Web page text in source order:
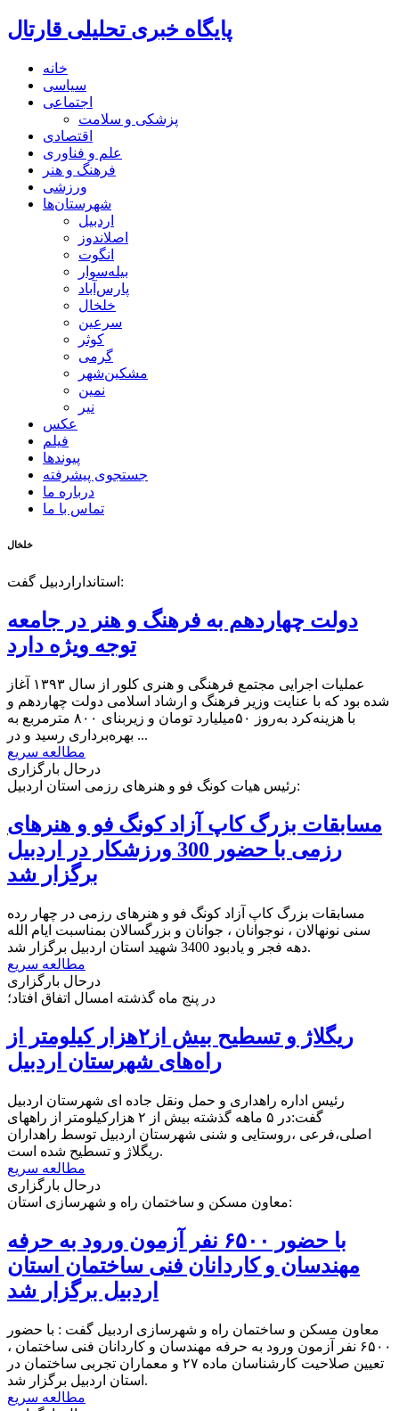
پایگاه خبری تحلیلی قارتال
خانه
سیاسی
اجتماعی
پزشکی و سلامت
اقتصادی
علم و فناوری
فرهنگ و هنر
ورزشی
شهرستان‌ها
اردبیل
اصلاندوز
انگوت
بیله‌سوار
پارس‌آباد
خلخال
سرعین
کوثر
گرمی
مشکین‌شهر
نمین
نیر
عکس
فیلم
پیوندها
جستجوی پیشرفته
درباره ما
تماس با ما
خلخال
استانداراردبیل گفت:
دولت چهاردهم به فرهنگ و هنر در جامعه
توجه ویژه دارد
عملیات اجرایی مجتمع فرهنگی و هنری کلور از سال ۱۳۹۳ آغاز
شده بود که با عنایت وزیر فرهنگ و ارشاد اسلامی دولت چهاردهم و
با هزینه‌کرد به‌روز ۵۰میلیارد تومان و زیربنای ۸۰۰ مترمربع به
بهره‌برداری رسید و در ...
مطالعه سریع
درحال بارگزاری
رئیس هیات کونگ فو و هنرهای رزمی استان اردبیل:
مسابقات بزرگ کاپ آزاد کونگ فو و هنرهای
رزمی با حضور 300 ورزشکار در اردبیل
برگزار شد
مسابقات بزرگ کاپ آزاد کونگ فو و هنرهای رزمی در چهار رده
سنی نونهالان ، نوجوانان ، جوانان و بزرگسالان بمناسبت ایام الله
دهه فجر و یادبود 3400 شهید استان اردبیل برگزار شد.
مطالعه سریع
درحال بارگزاری
در پنج ماه گذشته امسال اتفاق افتاد؛
ریگلاژ و تسطیح بیش از۲هزار کیلومتر از
راه‌های شهرستان اردبیل
رئیس اداره راهداری و حمل ونقل جاده ای شهرستان اردبیل
گفت:در ۵ ماهه گذشته بیش از ۲ هزارکیلومتر از راههای
اصلی،فرعی ،روستایی و شنی شهرستان اردبیل توسط راهداران
ریگلاژ و تسطیح شده است.
مطالعه سریع
درحال بارگزاری
معاون مسکن و ساختمان راه و شهرسازی استان:
با حضور ۶۵۰۰ نفر آزمون ورود به حرفه
مهندسان و کاردانان فنی ساختمان استان
اردبیل برگزار شد
معاون مسکن و ساختمان راه و شهرسازی اردبیل گفت : با حضور
۶۵۰۰ نفر آزمون ورود به حرفه مهندسان و کاردانان فنی ساختمان ،
تعیین صلاحیت کارشناسان ماده ۲۷ و معماران تجربی ساختمان در
استان اردبیل برگزار شد.
مطالعه سریع